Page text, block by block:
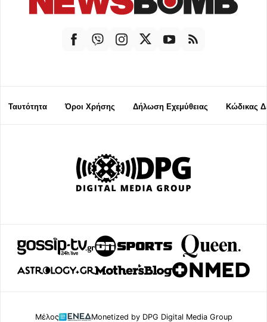
Ταυτότητα Όροι Χρήσης Δήλωση Εχεμύθειας Κώδικας
Μέλος Monetized by DPG Digital Media Group